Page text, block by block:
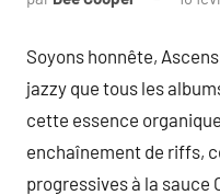
Soyons honnête,
jazzy que tous les
cette essence
enchaînement de riffs,
progressives à la sauce